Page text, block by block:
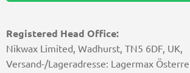
Registered Head Office:
Nikwax Limited, Wadhurst, TN5 6DF, UK,
Versand-/Lageradresse: Lagermax